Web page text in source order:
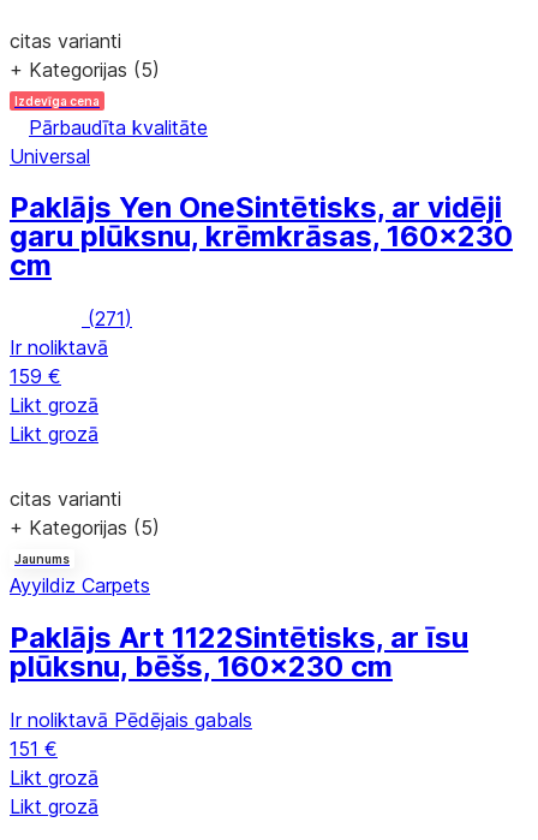
citas varianti
+ Kategorijas (5)
Izdevīga cena
Pārbaudīta kvalitāte
Universal
Paklājs Yen OneSintētisks, ar vidēji
garu plūksnu, krēmkrāsas, 160x230
cm
(271)
Ir noliktavā
159 €
Likt grozā
Likt grozā
citas varianti
+ Kategorijas (5)
Jaunums
Ayyildiz Carpets
Paklājs Art 1122Sintētisks, ar īsu
plūksnu, bēšs, 160x230 cm
Ir noliktavā Pēdējais gabals
151 €
Likt grozā
Likt grozā